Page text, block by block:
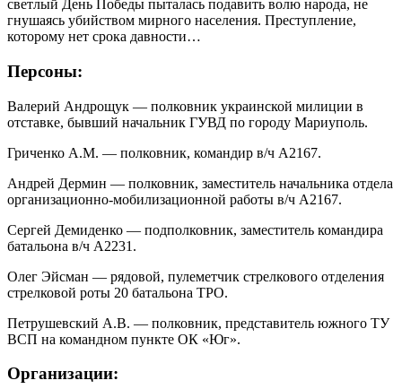
светлый День Победы пыталась подавить волю народа, не
гнушаясь убийством мирного населения. Преступление,
которому нет срока давности…
Персоны:
Валерий Андрощук — полковник украинской милиции в
отставке, бывший начальник ГУВД по городу Мариуполь.
Гриченко А.М. — полковник, командир в/ч А2167.
Андрей Дермин — полковник, заместитель начальника отдела
организационно-мобилизационной работы в/ч А2167.
Сергей Демиденко — подполковник, заместитель командира
батальона в/ч А2231.
Олег Эйсман — рядовой, пулеметчик стрелкового отделения
стрелковой роты 20 батальона ТРО.
Петрушевский А.В. — полковник, представитель южного ТУ
ВСП на командном пункте ОК «Юг».
Организации: